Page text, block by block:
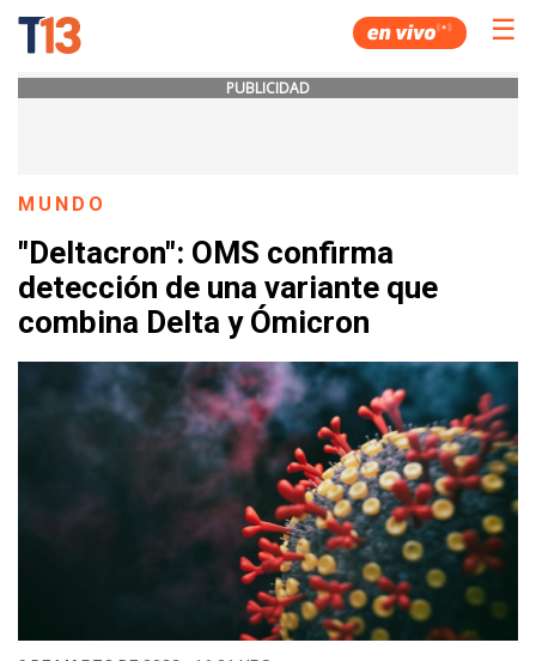
☰
PUBLICIDAD
MUNDO
"Deltacron": OMS confirma
detección de una variante que
combina Delta y Ómicron